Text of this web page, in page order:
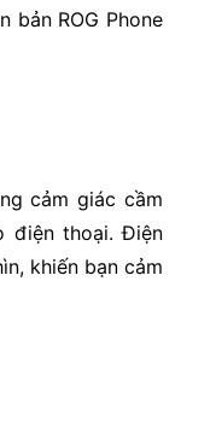
bản ROG Phone
cảm giác cầm
điện thoại. Điện
khiến bạn cảm